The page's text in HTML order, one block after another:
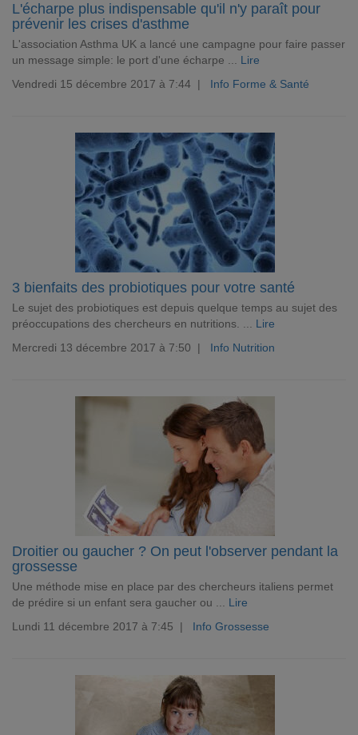
L'écharpe plus indispensable qu'il n'y paraît pour
prévenir les crises d'asthme
L'association Asthma UK a lancé une campagne pour faire passer
un message simple: le port d'une écharpe ... Lire
Vendredi 15 décembre 2017 à 7:44 | Info Forme & Santé
3 bienfaits des probiotiques pour votre santé
Le sujet des probiotiques est depuis quelque temps au sujet des
préoccupations des chercheurs en nutritions. ... Lire
Mercredi 13 décembre 2017 à 7:50 | Info Nutrition
Droitier ou gaucher ? On peut l'observer pendant la
grossesse
Une méthode mise en place par des chercheurs italiens permet
de prédire si un enfant sera gaucher ou ... Lire
Lundi 11 décembre 2017 à 7:45 | Info Grossesse